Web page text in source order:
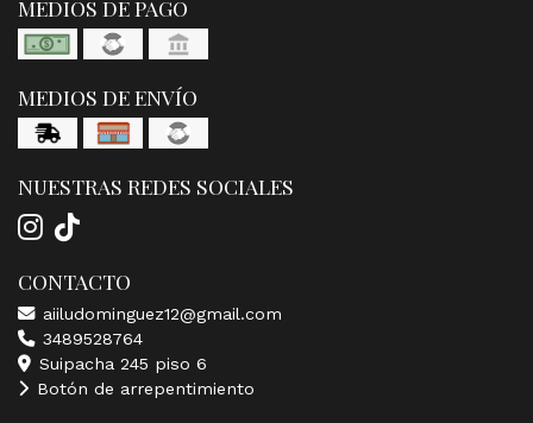
MEDIOS DE PAGO
MEDIOS DE ENVÍO
NUESTRAS REDES SOCIALES
CONTACTO
aiiludominguez12@gmail.com
3489528764
Suipacha 245 piso 6
Botón de arrepentimiento